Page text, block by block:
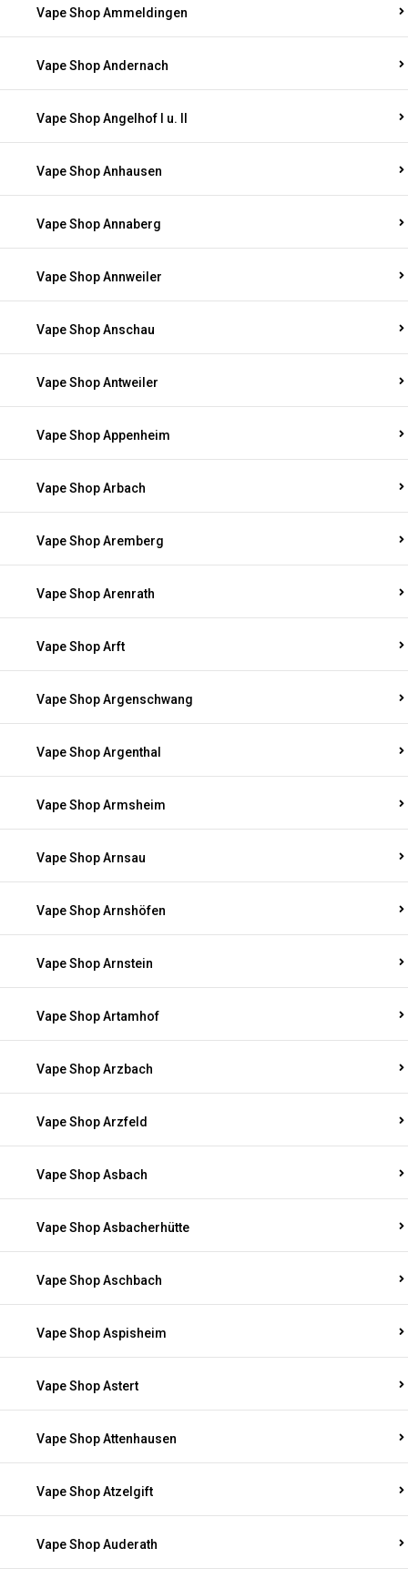
Vape Shop Ammeldingen
Vape Shop Andernach
Vape Shop Angelhof I u. II
Vape Shop Anhausen
Vape Shop Annaberg
Vape Shop Annweiler
Vape Shop Anschau
Vape Shop Antweiler
Vape Shop Appenheim
Vape Shop Arbach
Vape Shop Aremberg
Vape Shop Arenrath
Vape Shop Arft
Vape Shop Argenschwang
Vape Shop Argenthal
Vape Shop Armsheim
Vape Shop Arnsau
Vape Shop Arnshöfen
Vape Shop Arnstein
Vape Shop Artamhof
Vape Shop Arzbach
Vape Shop Arzfeld
Vape Shop Asbach
Vape Shop Asbacherhütte
Vape Shop Aschbach
Vape Shop Aspisheim
Vape Shop Astert
Vape Shop Attenhausen
Vape Shop Atzelgift
Vape Shop Auderath